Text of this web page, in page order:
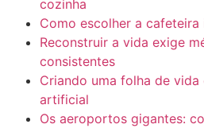
cozinha
Como escolher a
Reconstruir a vida exige
consistentes
Criando uma folha de
artificial
Os aeroportos gigantes: